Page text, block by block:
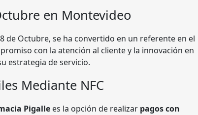
en Montevideo
de Octubre, se ha convertido en un referente en el
con la atención al cliente y la innovación en
estrategia de servicio.
Mediante NFC
Pigalle es la opción de realizar pagos con